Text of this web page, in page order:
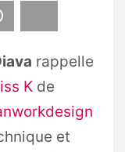
rappelle
K de
et